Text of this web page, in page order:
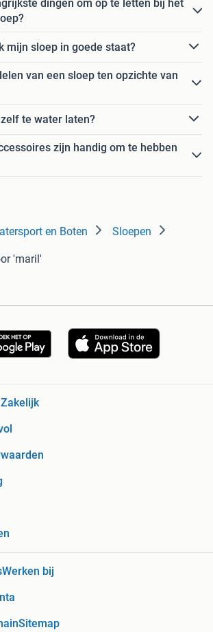
dingen om op te letten bij het
mijn sloep in goede staat?
van een sloep ten opzichte van
te water laten?
zijn handig om te hebben
en Boten Sloepen
'maril'
Werken bij
Sitemap